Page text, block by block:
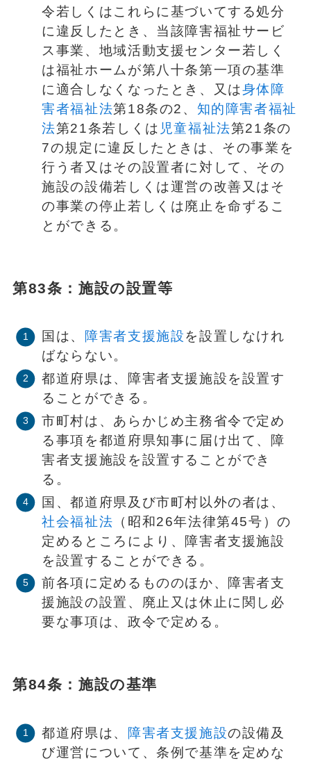
令若しくはこれらに基づいてする処分
に違反したとき、当該障害福祉サービ
ス事業、地域活動支援センター若しく
は福祉ホームが第八十条第一項の基準
に適合しなくなったとき、又は身体障
害者福祉法第18条の2、 知的障害者福祉
法第21条若しくは 児童福祉法第21条の
7の規定に違反したときは、その事業を
行う者又はその設置者に対して、その
施設の設備若しくは運営の改善又はそ
の事業の停止若しくは廃止を命ずるこ
とができる。
第83条：施設の設置等
国は、 障害者支援施設を設置しなけれ
ばならない。
都道府県は、障害者支援施設を設置す
ることができる。
市町村は、あらかじめ主務省令で定め
る事項を都道府県知事に届け出て、障
害者支援施設を設置することができ
る。
国、都道府県及び市町村以外の者は、
社会福祉法 （昭和26年法律第45号）の
定めるところにより、障害者支援施設
を設置することができる。
前各項に定めるもののほか、障害者支
援施設の設置、廃止又は休止に関し必
要な事項は、政令で定める。
第84条：施設の基準
都道府県は、 障害者支援施設の設備及
び運営について、条例で基準を定めな